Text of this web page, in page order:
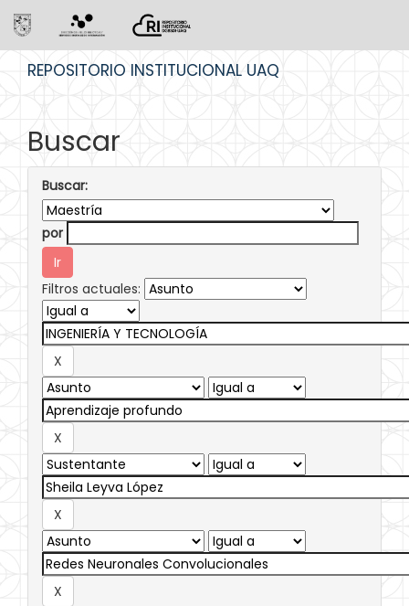
REPOSITORIO INSTITUCIONAL UAQ
Buscar
Buscar:
por
Filtros actuales: